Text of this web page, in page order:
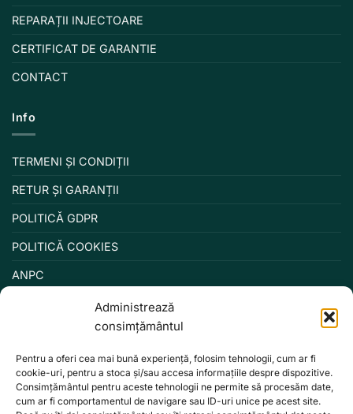
Administrează
consimțământul
Pentru a oferi cea mai bună experiență, folosim tehnologii, cum ar fi
cookie-uri, pentru a stoca și/sau accesa informațiile despre dispozitive.
Consimțământul pentru aceste tehnologii ne permite să procesăm date,
cum ar fi comportamentul de navigare sau ID-uri unice pe acest site.
REPARAȚII INJECTOARE
CERTIFICAT DE GARANTIE
CONTACT
Info
TERMENI ȘI CONDIȚII
RETUR ȘI GARANȚII
POLITICĂ GDPR
POLITICĂ COOKIES
ANPC